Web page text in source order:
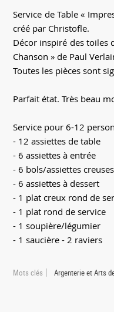
Service de Table «
créé par Christofle.
Décor inspiré des toiles
Chanson » de Paul
Toutes les pièces sont
Parfait état. Très beau
Service pour 6-12
- 12 assiettes de table
- 6 assiettes à entrée
- 6 bols/assiettes creuses
- 6 assiettes à dessert
- 1 plat creux rond de
- 1 plat rond de service
- 1 soupière/légumier
- 1 saucière - 2 raviers
Mots clés Argenterie et Arts